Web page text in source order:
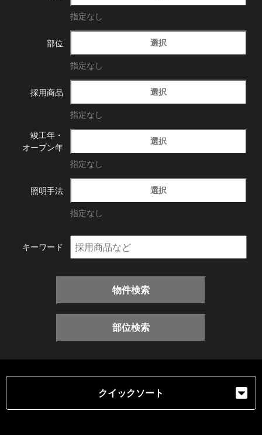
指定なし
部位 選択
指定なし
採用商品 選択
指定なし
竣工年・
オープン年
選択
指定なし
照明手法 選択
指定なし
キーワード
物件検索
部位検索
クイックソート